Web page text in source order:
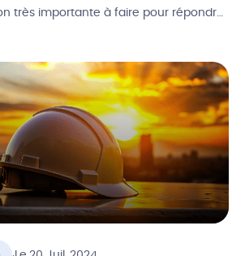
très importante à faire pour répondre
d’état, utilité et avantages, liste des
.